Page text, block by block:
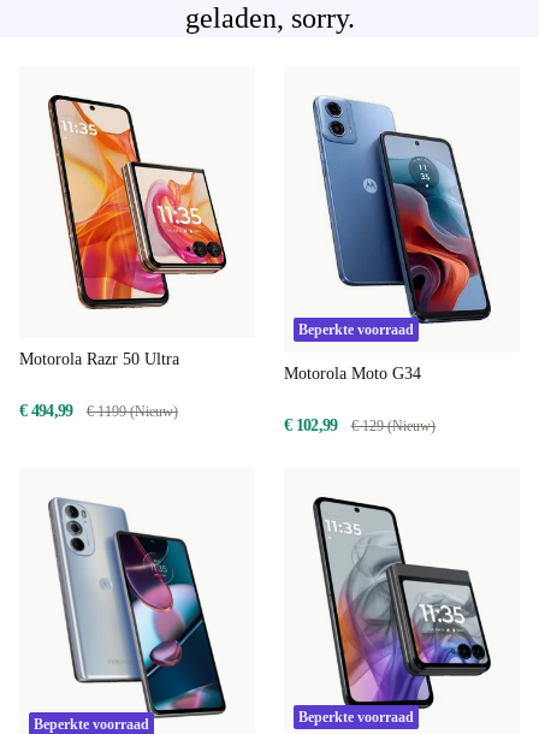
geladen, sorry.
Motorola Razr 50 Ultra
€ 494,99 € 1199 (Nieuw)
Beperkte voorraad
Motorola Moto G34
€ 102,99 € 129 (Nieuw)
Beperkte voorraad Beperkte voorraad